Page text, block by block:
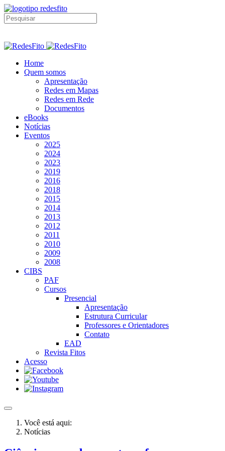
Home
Quem somos
Apresentação
Redes em Mapas
Redes em Rede
Documentos
eBooks
Notícias
Eventos
2025
2024
2023
2019
2016
2018
2015
2014
2013
2012
2011
2010
2009
2008
CIBS
PAF
Cursos
Presencial
Apresentação
Estrutura Curricular
Professores e Orientadores
Contato
EAD
Revista Fitos
Acesso
Você está aqui:
Notícias